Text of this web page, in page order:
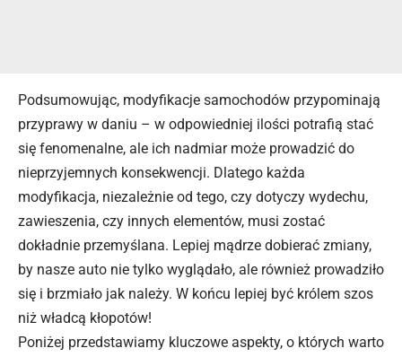
Podsumowując, modyfikacje samochodów przypominają
przyprawy w daniu – w odpowiedniej ilości potrafią stać
się fenomenalne, ale ich nadmiar może prowadzić do
nieprzyjemnych konsekwencji. Dlatego każda
modyfikacja, niezależnie od tego, czy dotyczy wydechu,
zawieszenia, czy innych elementów, musi zostać
dokładnie przemyślana. Lepiej mądrze dobierać zmiany,
by nasze auto nie tylko wyglądało, ale również prowadziło
się i brzmiało jak należy. W końcu lepiej być królem szos
niż władcą kłopotów!
Poniżej przedstawiamy kluczowe aspekty, o których warto